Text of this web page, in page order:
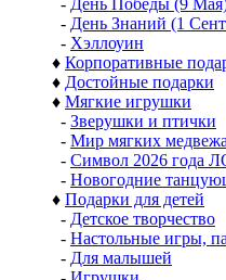
- День Победы (9
- День Знаний (1
- Хэллоуин
♦ Корпоративные
♦ Достойные подарки
♦ Мягкие игрушки
- Зверушки и птички
- Мир мягких
- Символ 2026 года
- Новогодние
♦ Подарки для детей
- Детское творчество
- Настольные игры,
- Для малышей